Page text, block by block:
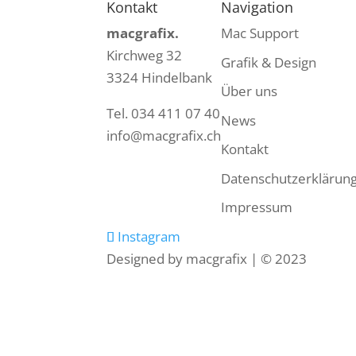
Kontakt
macgrafix.
Kirchweg 32
3324 Hindelbank
Tel. 034 411 07 40
info@macgrafix.ch
Navigation
Mac Support
Grafik & Design
Über uns
News
Kontakt
Impressum
Instagram
Designed by macgrafix | © 2023